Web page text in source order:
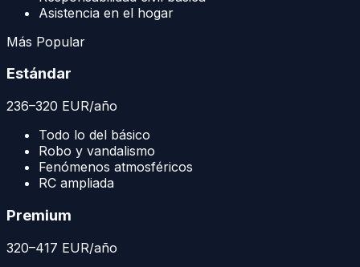
Asistencia en el hogar
Más Popular
Estándar
236–320 EUR/año
Todo lo del básico
Robo y vandalismo
Fenómenos atmosféricos
RC ampliada
Premium
320–417 EUR/año